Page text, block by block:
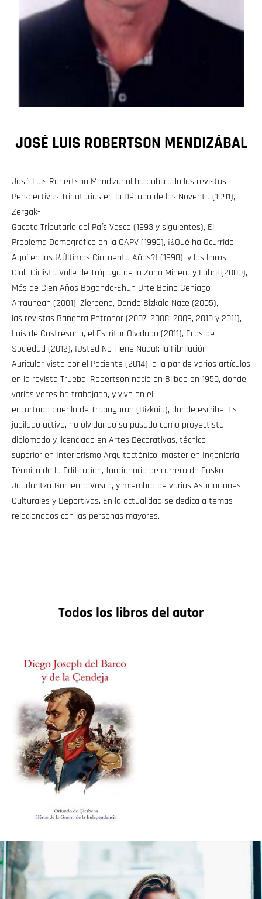
JOSÉ LUIS ROBERTSON MENDIZÁBAL
José Luis Robertson Mendizábal ha publicado las revistas
Perspectivas Tributarias en la Década de los Noventa (1991),
Zergak-
Gaceta Tributaria del País Vasco (1993 y siguientes), El
Problema Demográfico en la CAPV (1996), ¡¿Qué ha Ocurrido
Aquí en los ¡¿Últimos Cincuenta Años?! (1998), y los libros
Club Ciclista Valle de Trápaga de la Zona Minera y Fabril (2000),
Más de Cien Años Bogando-Ehun Urte Baino Gehiago
Arraunean (2001), Zierbena, Donde Bizkaia Nace (2005),
las revistas Bandera Petronor (2007, 2008, 2009, 2010 y 2011),
Luis de Castresana, el Escritor Olvidado (2011), Ecos de
Sociedad (2012), ¡Usted No Tiene Nada!: la Fibrilación
Auricular Vista por el Paciente (2014), a la par de varios artículos
en la revista Trueba. Robertson nació en Bilbao en 1950, donde
varias veces ha trabajado, y vive en el
encartado pueblo de Trapagaran (Bizkaia), donde escribe. Es
jubilado activo, no olvidando su pasado como proyectista,
diplomado y licenciado en Artes Decorativas, técnico
superior en Interiorismo Arquitectónico, máster en Ingeniería
Térmica de la Edificación, funcionario de carrera de Eusko
Jaurlaritza-Gobierno Vasco, y miembro de varias Asociaciones
Culturales y Deportivas. En la actualidad se dedica a temas
relacionados con las personas mayores.
Todos los libros del autor